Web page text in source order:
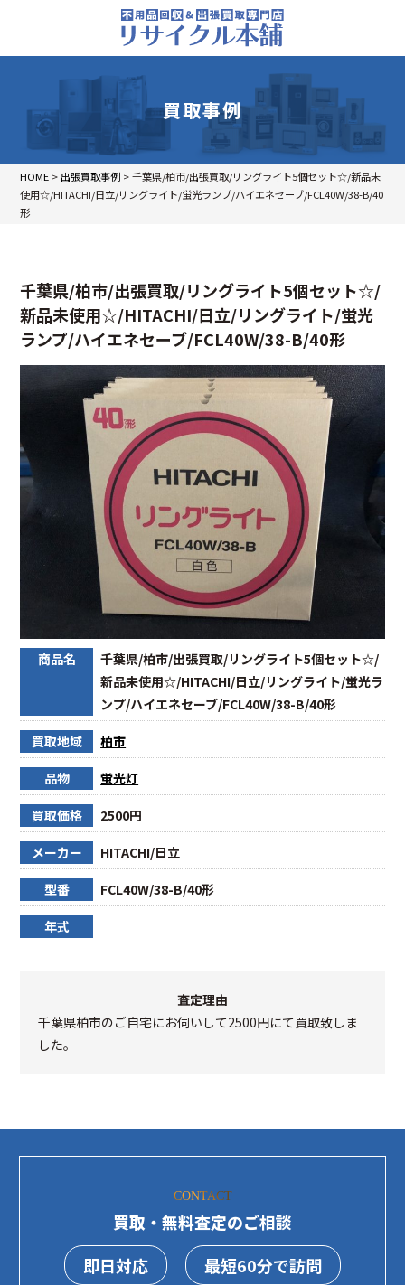
買取事例
HOME > 出張買取事例 >千葉県/柏市/出張買取/リングライト5個セット☆/新品未
使用☆/HITACHI/日立/リングライト/蛍光ランプ/ハイエネセーブ/FCL40W/38-B/40
形
千葉県/柏市/出張買取/リングライト5個セット☆/
新品未使用☆/HITACHI/日立/リングライト/蛍光
ランプ/ハイエネセーブ/FCL40W/38-B/40形
商品名
千葉県/柏市/出張買取/リングライト5個セット☆/
新品未使用☆/HITACHI/日立/リングライト/蛍光ラ
ンプ/ハイエネセーブ/FCL40W/38-B/40形
買取地域 柏市
品物 蛍光灯
買取価格 2500円
メーカー HITACHI/日立
型番 FCL40W/38-B/40形
年式
査定理由
千葉県柏市のご自宅にお伺いして2500円にて買取致しま
した。
CONTACT
買取・無料査定のご相談
即日対応
最短60分で訪問